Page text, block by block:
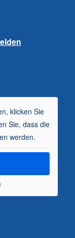
klicken Sie
Sie, dass die
werden.